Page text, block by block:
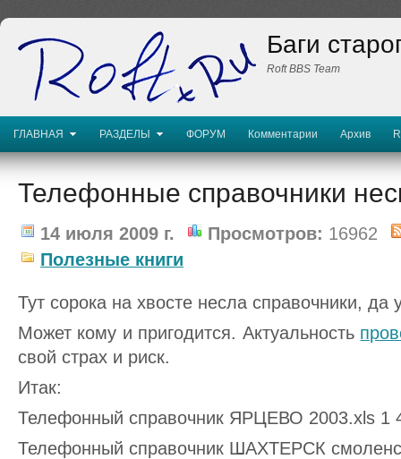
Баги
Roft BBS Team
ГЛАВНАЯ РАЗДЕЛЫ ФОРУМ Комментарии Архив
Телефонные справочники
14 июля 2009 г. Просмотров: 16962
Полезные книги
Тут сорока на хвосте несла справочники, да
Может кому и пригодится. Актуальность
свой страх и риск.
Итак:
Телефонный справочник ЯРЦЕВО 2003.xls 1
Телефонный справочник ШАХТЕРСК